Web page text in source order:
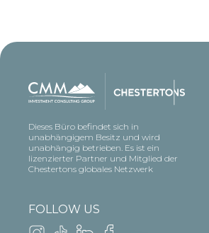
Dieses Büro befindet sich in
unabhängigem Besitz und wird
unabhängig betrieben. Es ist ein
lizenzierter Partner und Mitglied der
Chestertons globales Netzwerk
FOLLOW US